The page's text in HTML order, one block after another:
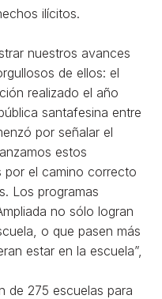
ilícitos.
nuestros avances
de ellos: el
realizado el año
santafesina entre
por señalar el
estos
por el camino correcto
Los programas
no sólo logran
o que pasen más
estar en la escuela”,
de 275 escuelas para